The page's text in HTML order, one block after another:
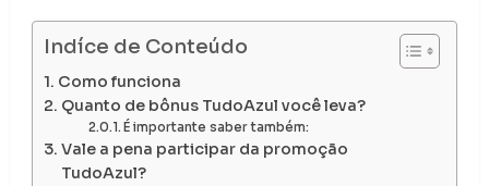
Indíce de Conteúdo
Como funciona
Quanto de bônus TudoAzul você leva?
É importante saber também:
Vale a pena participar da promoção
TudoAzul?